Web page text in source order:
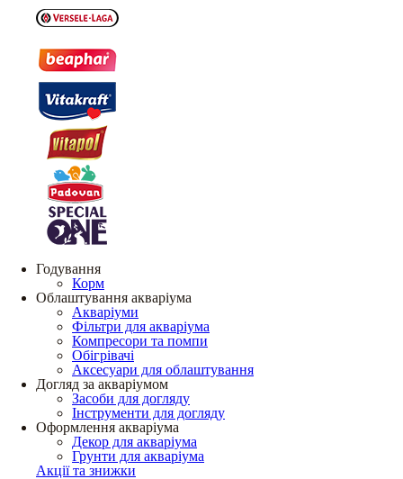
Годування
Корм
Облаштування акваріума
Акваріуми
Фільтри для акваріума
Компресори та помпи
Обігрівачі
Аксесуари для облаштування
Догляд за акваріумом
Засоби для догляду
Інструменти для догляду
Оформлення акваріума
Декор для акваріума
Грунти для акваріума
Акції та знижки